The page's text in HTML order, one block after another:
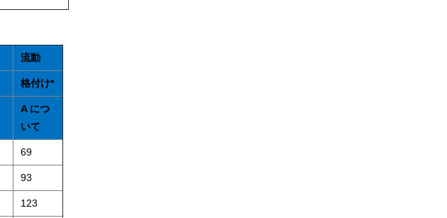
流動
格付け*
A につ
いて
69
93
123